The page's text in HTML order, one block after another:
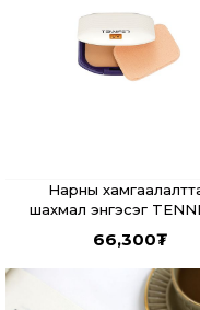
Нарны
шахмал энгэсэг
66,300₮